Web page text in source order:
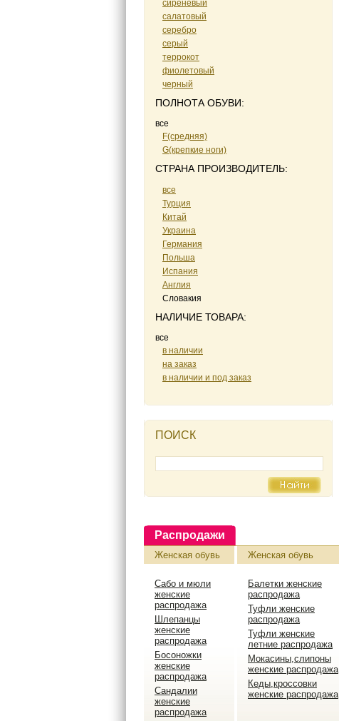
сиреневый
салатовый
серебро
серый
террокот
фиолетовый
черный
ПОЛНОТА ОБУВИ:
все
F(средняя)
G(крепкие ноги)
СТРАНА ПРОИЗВОДИТЕЛЬ:
все
Турция
Китай
Украина
Германия
Польша
Испания
Англия
Словакия
НАЛИЧИЕ ТОВАРА:
все
в наличии
на заказ
в наличии и под заказ
ПОИСК
Распродажи
Женская обувь
Сабо и мюли
женские
распродажа
Шлепанцы
женские
распродажа
Босоножки
женские
распродажа
Сандалии
женские
распродажа
Женская обувь
Балетки женские
распродажа
Туфли женские
распродажа
Туфли женские
летние распродажа
Мокасины,слипоны
женские распродажа
Кеды,кроссовки
женские распродажа